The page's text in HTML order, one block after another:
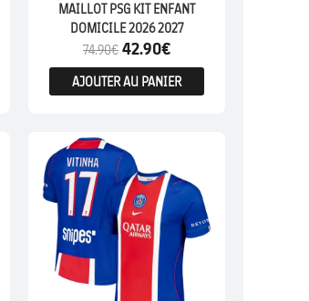
MAILLOT PSG KIT ENFANT
DOMICILE 2026 2027
74.90€ 42.90€
AJOUTER AU PANIER